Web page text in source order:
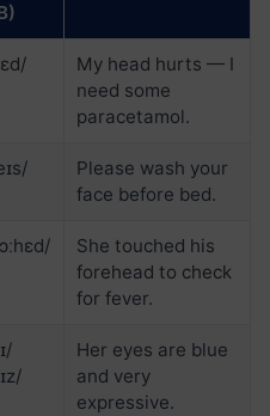
My head hurts — I
need some
paracetamol.
Please wash your
face before bed.
She touched his
forehead to check
for fever.
Her eyes are blue
and very
expressive.